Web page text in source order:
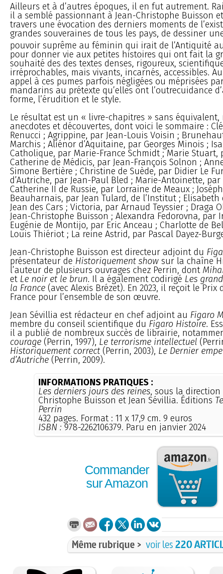
Ailleurs et à d’autres époques, il en fut autrement.
il a semblé passionnant à Jean-Christophe Buisson
travers une évocation des derniers moments de
grandes souveraines de tous les pays, de dessiner
pouvoir suprême au féminin qui irait de l’Antiquité
pour donner vie aux petites histoires qui ont fait la
souhaité des des textes denses, rigoureux,
irréprochables, mais vivants, incarnés, accessibles.
appel à ces pumes parfois négligées ou méprisées
mandarins au prétexte qu’elles ont l’outrecuidance
forme, l’érudition et le style.
Le résultat est un « livre-chapitres » sans équivalent,
anecdotes et découvertes, dont voici le sommaire :
Renucci ; Agrippine, par Jean-Louis Voisin ;
Marchis ; Aliénor d’Aquitaine, par Georges Minois ;
Catholique, par Marie-France Schmidt ; Marie Stuart,
Catherine de Médicis, par Jean-François Solnon ;
Simone Bertière ; Christine de Suède, par Didier Le
d’Autriche, par Jean-Paul Bled ; Marie-Antoinette, par
Catherine II de Russie, par Lorraine de Meaux ;
Beauharnais, par Jean Tulard, de l’Institut ; Elisabeth
Jean des Cars ; Victoria, par Arnaud Teyssier ; Draga
Jean-Christophe Buisson ; Alexandra Fedorovna, par
Eugénie de Montijo, par Eric Anceau ; Charlotte de
Louis Thiériot ; La reine Astrid, par Pascal Dayez-
Jean-Christophe Buisson est directeur adjoint du
présentateur de Historiquement show sur la chaîne
l’auteur de plusieurs ouvrages chez Perrin, dont
et Le noir et le brun. Il a également codirigé Les
la France (avec Alexis Brézet). En 2023, il reçoit le Prix
France pour l’ensemble de son œuvre.
Jean Sévillia est rédacteur en chef adjoint au Figaro
membre du conseil scientifique du Figaro Histoire.
il a publié de nombreux succès de librairie,
courage (Perrin, 1997), Le terrorisme intellectuel
Historiquement correct (Perrin, 2003), Le Dernier
d’Autriche (Perrin, 2009).
INFORMATIONS PRATIQUES :
Les derniers jours des reines, sous la direction
Christophe Buisson et Jean Sévillia. Éditions
Perrin
432 pages. Format : 11 x 17,9 cm. 9 euros
ISBN : 978-2262106379. Paru en janvier 2024
Commander
sur Amazon
Même rubrique > voir les220